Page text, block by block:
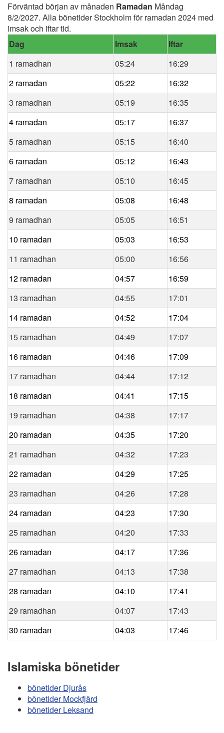
Förväntad början av månaden Ramadan Måndag
8/2/2027. Alla bönetider Stockholm för ramadan 2024 med
imsak och iftar tid.
Dag
Imsak
Iftar
1 ramadhan
05:24
16:29
2 ramadan
05:22
16:32
3 ramadhan
05:19
16:35
4 ramadan
05:17
16:37
5 ramadhan
05:15
16:40
6 ramadan
05:12
16:43
7 ramadhan
05:10
16:45
8 ramadan
05:08
16:48
9 ramadhan
05:05
16:51
10 ramadan
05:03
16:53
11 ramadhan
05:00
16:56
12 ramadan
04:57
16:59
13 ramadhan
04:55
17:01
14 ramadan
04:52
17:04
15 ramadhan
04:49
17:07
16 ramadan
04:46
17:09
17 ramadhan
04:44
17:12
18 ramadan
04:41
17:15
19 ramadhan
04:38
17:17
20 ramadan
04:35
17:20
21 ramadhan
04:32
17:23
22 ramadan
04:29
17:25
23 ramadhan
04:26
17:28
24 ramadan
04:23
17:30
25 ramadhan
04:20
17:33
26 ramadan
04:17
17:36
27 ramadhan
04:13
17:38
28 ramadan
04:10
17:41
29 ramadhan
04:07
17:43
30 ramadan
04:03 17:46
Islamiska bönetider
bönetider Djurås
bönetider Mockfjärd
bönetider Leksand